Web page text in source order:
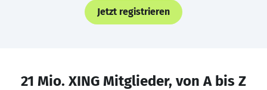
Jetzt registrieren
21 Mio. XING Mitglieder, von A bis Z